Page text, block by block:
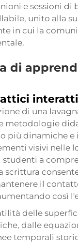
e sessioni di
unito alla
in cui la
di
di una
metodologie
più dinamiche e
visivi nelle
studenti a
scrittura
il
così
delle
dalle
temporali